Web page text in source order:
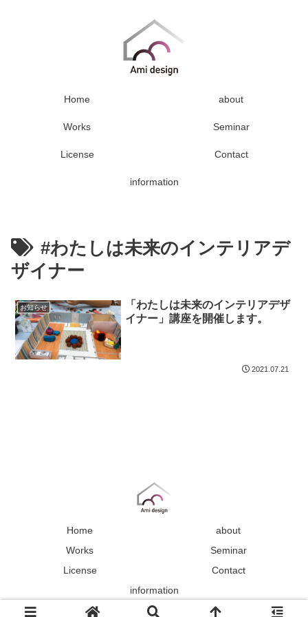
Home about
Works Seminar
License Contact
information
#わたしは未来のインテリアデ
ザイナー
お知らせ
「わたしは未来のインテリアデザ
イナー」講座を開催します。
2021.07.21
Home
about
Works
Seminar
License
Contact
information
Copyright © 2021 Ami design All Rights Reserved.